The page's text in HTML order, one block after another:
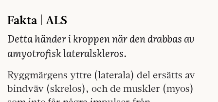
Fakta | ALS
Detta händer i kroppen när den drabbas av
amyotrofisk lateralskleros.
Ryggmärgens yttre (laterala) del ersätts av
bindväv (skrelos), och de muskler (myos)